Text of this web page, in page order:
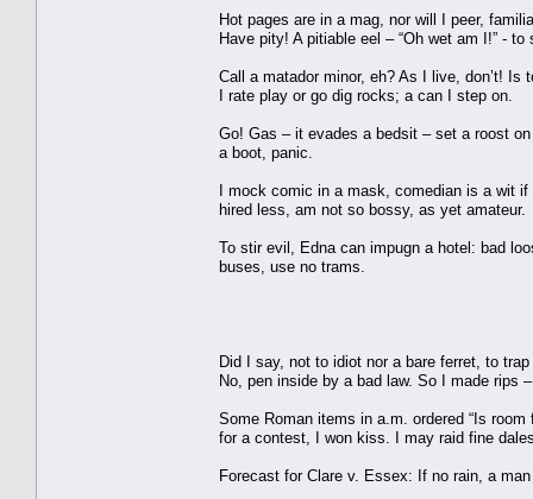
Hot pages are in a mag, nor will I peer,
Have pity! A pitiable eel – “Oh wet am I!” -
Call a matador minor, eh? As I live, don’t! Is
I rate play or go dig rocks; a can I step on.
Go! Gas – it evades a bedsit – set a roost
a boot, panic.
I mock comic in a mask, comedian is a wit
hired less, am not so bossy, as yet amateur.
To stir evil, Edna can impugn a hotel: bad
buses, use no trams.
Did I say, not to idiot nor a bare ferret, to
No, pen inside by a bad law. So I made rips
Some Roman items in a.m. ordered “Is
for a contest, I won kiss. I may raid fine
Forecast for Clare v. Essex: If no rain, a